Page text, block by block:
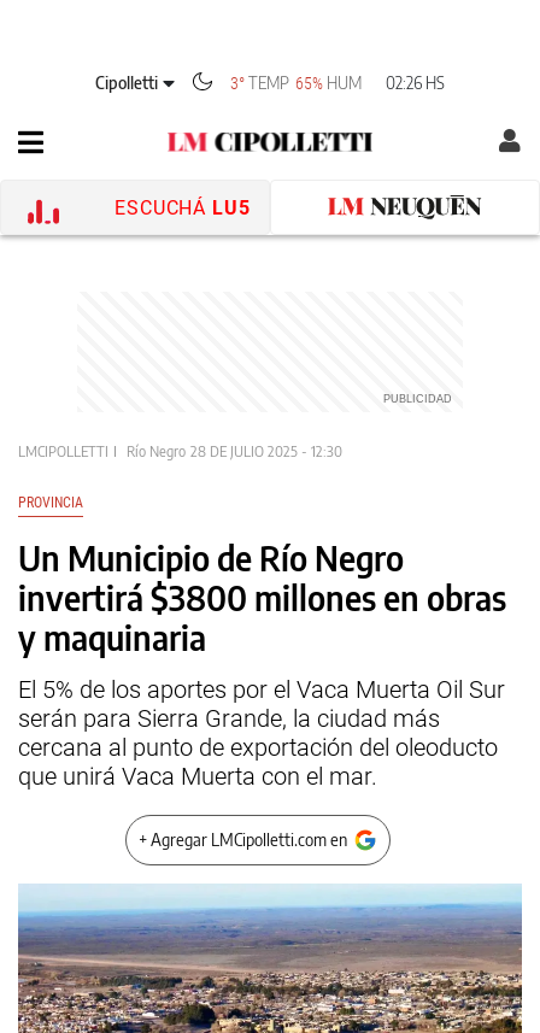
Cipolletti 3° TEMP 65% HUM 02:26 HS
ESCUCHÁ LU5
LMCIPOLLETTI Río Negro 28 DE JULIO 2025 - 12:30
PROVINCIA
Un Municipio de Río Negro
invertirá $3800 millones en obras
y maquinaria
El 5% de los aportes por el Vaca Muerta Oil Sur
serán para Sierra Grande, la ciudad más
cercana al punto de exportación del oleoducto
que unirá Vaca Muerta con el mar.
+ Agregar LMCipolletti.com en